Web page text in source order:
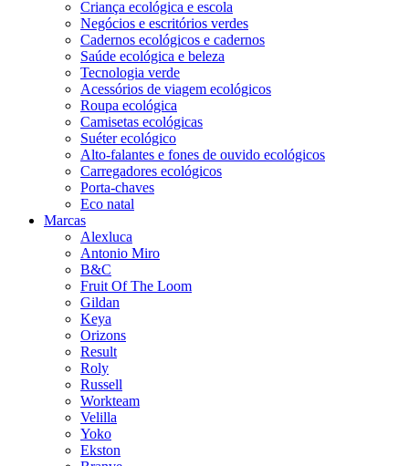
Criança ecológica e escola
Negócios e escritórios verdes
Cadernos ecológicos e cadernos
Saúde ecológica e beleza
Tecnologia verde
Acessórios de viagem ecológicos
Roupa ecológica
Camisetas ecológicas
Suéter ecológico
Alto-falantes e fones de ouvido ecológicos
Carregadores ecológicos
Porta-chaves
Eco natal
Marcas
Alexluca
Antonio Miro
B&C
Fruit Of The Loom
Gildan
Keya
Orizons
Result
Roly
Russell
Workteam
Velilla
Yoko
Ekston